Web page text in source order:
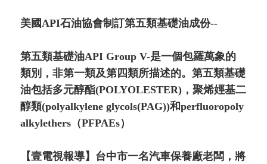
美國API石油協會制訂第五類基礎油成份--
第五類基礎油API Group V-是一個包羅萬象的
類別，非第一類及第四類所描述的。第五類基礎
油包括多元醇酯(POLYOLESTER)，聚烯娙基二
醇類(polyalkylene glycols(PAG))和perfluoropoly
alkylethers（PFPAEs）
【壹電視報導】台中市一名汽車保養廠老闆，將